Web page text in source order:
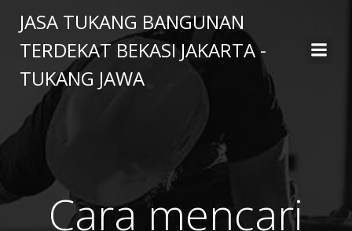
to
content
JASA TUKANG BANGUNAN
TERDEKAT BEKASI JAKARTA -
TUKANG JAWA
Cara mencari